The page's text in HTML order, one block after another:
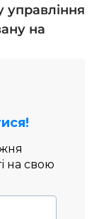
управління
на
на свою